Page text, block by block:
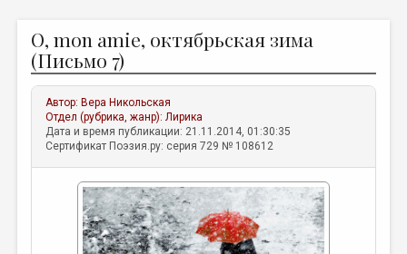
ЖАНРЫ
АВТОРЫ
КОММЕНТАРИИ
ЛИТСАЛОН
ПРАВИЛА САЙТА
ОТДЕЛЫ И РУБРИКИ
O, mon amie, октябрьская зима
(Письмо 7)
Автор: Вера Никольская
Отдел (рубрика, жанр):Лирика
Дата и время публикации: 21.11.2014, 01:30:35
Сертификат Поэзия.ру: серия 729 № 108612